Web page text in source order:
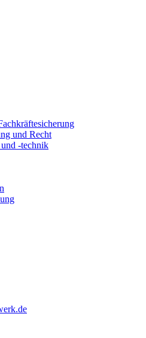
und Recht
-technik